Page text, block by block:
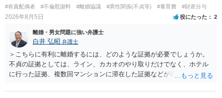
#有責配偶者 #不倫慰謝料 #離婚協議 #異性関係(不貞等) #養育費 #財産分与
2026年8月5日 役にたった 2
離婚・男女問題に強い弁護士
白井 弘昭 弁護士
＞こちらに有利に離婚するには、どのような証拠が必要でしょうか。
不貞の証拠としては、ライン、カカオのやり取りだけでなく、ホテル
に行った証拠、複数回マンションに滞在した証拠などが有効です。 不
婚する、慰謝料をとるなど）ことができると思われます。 ただし、不